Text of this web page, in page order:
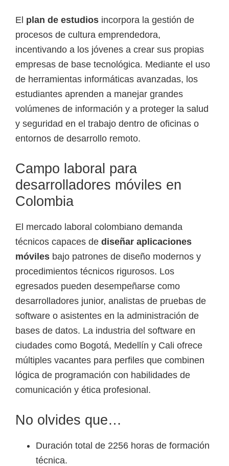
El plan de estudios incorpora la gestión de
procesos de cultura emprendedora,
incentivando a los jóvenes a crear sus propias
empresas de base tecnológica. Mediante el uso
de herramientas informáticas avanzadas, los
estudiantes aprenden a manejar grandes
volúmenes de información y a proteger la salud
y seguridad en el trabajo dentro de oficinas o
entornos de desarrollo remoto.
Campo laboral para
desarrolladores móviles en
Colombia
El mercado laboral colombiano demanda
técnicos capaces de diseñar aplicaciones
móviles bajo patrones de diseño modernos y
procedimientos técnicos rigurosos. Los
egresados pueden desempeñarse como
desarrolladores junior, analistas de pruebas de
software o asistentes en la administración de
bases de datos. La industria del software en
ciudades como Bogotá, Medellín y Cali ofrece
múltiples vacantes para perfiles que combinen
lógica de programación con habilidades de
comunicación y ética profesional.
No olvides que…
Duración total de 2256 horas de formación
técnica.